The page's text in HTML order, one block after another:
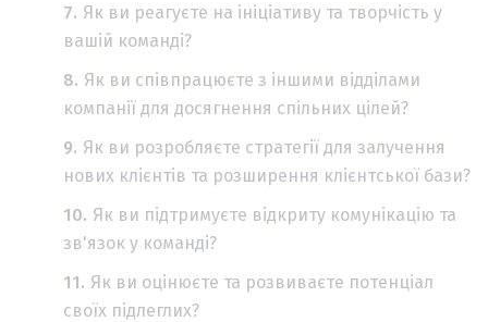
Як ви реагуєте на ініціативу та творчість у
вашій команді?
Як ви співпрацюєте з іншими відділами
компанії для досягнення спільних цілей?
Як ви розробляєте стратегії для залучення
нових клієнтів та розширення клієнтської бази?
Як ви підтримуєте відкриту комунікацію та
зв'язок у команді?
Як ви оцінюєте та розвиваєте потенціал
своїх підлеглих?